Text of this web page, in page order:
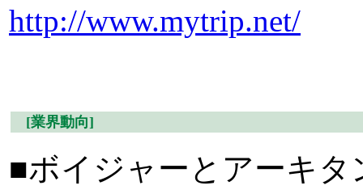
http://www.mytrip.net/
[業界動向]
■ボイジャーとアーキタ